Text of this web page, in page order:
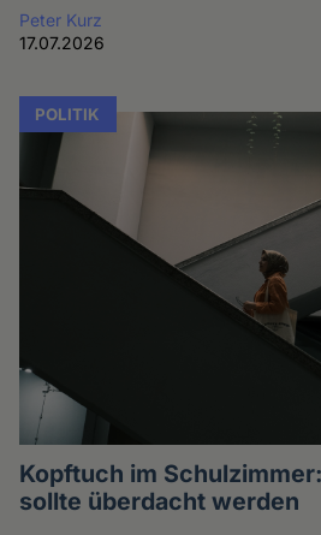
Peter Kurz
17.07.2026
POLITIK
Kopftuch im
sollte überdacht werden